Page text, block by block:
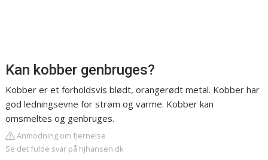
Kan kobber genbruges?
Kobber er et forholdsvis blødt, orangerødt metal. Kobber har
god ledningsevne for strøm og varme. Kobber kan
omsmeltes og genbruges.
Anmodning om fjernelse
Se det fulde svar på hjhansen.dk